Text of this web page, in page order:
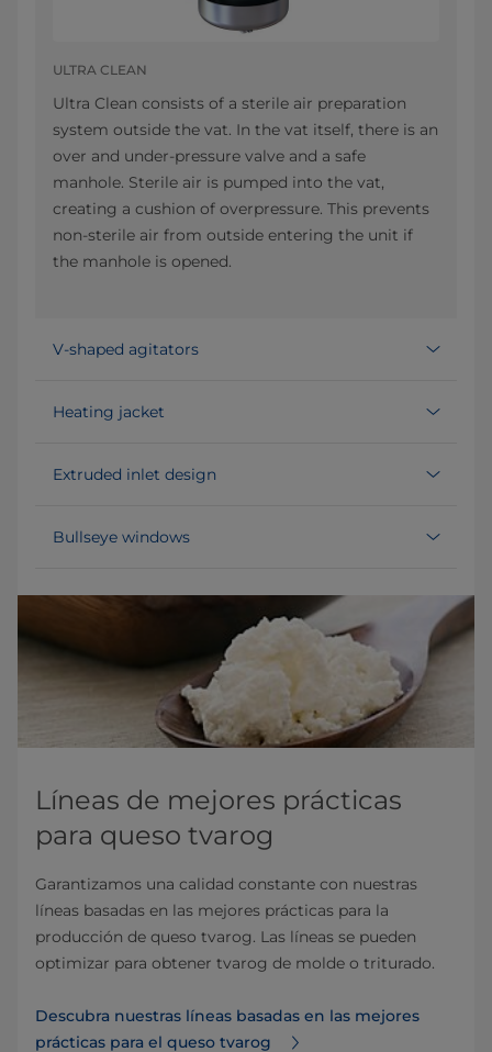
ULTRA CLEAN
Ultra Clean consists of a sterile air preparation
system outside the vat. In the vat itself, there is an
over and under-pressure valve and a safe
manhole. Sterile air is pumped into the vat,
creating a cushion of overpressure. This prevents
non-sterile air from outside entering the unit if
the manhole is opened.
V-shaped agitators
Heating jacket
Extruded inlet design
Bullseye windows
Líneas de mejores prácticas
para queso tvarog
Garantizamos una calidad constante con nuestras
líneas basadas en las mejores prácticas para la
producción de queso tvarog. Las líneas se pueden
optimizar para obtener tvarog de molde o triturado.
Descubra nuestras líneas basadas en las mejores
prácticas para el queso tvarog